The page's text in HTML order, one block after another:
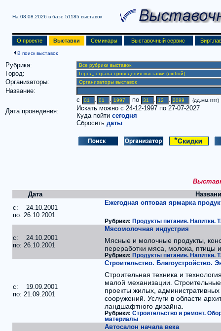
На 08.08.2026 в базе 51185 выставок
О проекте Выставки Семинары Выставочный сервис
В поиск выставок
Рубрика:
Город:
Организаторы:
Название:
Дата проведения:
c . . по . . (дд.мм.гггг)
Искать можно с 24-12-1997 по 27-07-2027
Куда пойти сегодня
Сбросить даты
Дата
c: 24.10.2001
по: 26.10.2001
Ежегодная оптовая ярмарка
Рубрики: Продукты питания. Напитки.
c: 24.10.2001
по: 26.10.2001
Мясомолочная индустрия
Мясные и молочные продукты,
переработки мяса, молока, птицы
Рубрики: Продукты питания. Напитки.
c: 19.09.2001
по: 21.09.2001
Строительство. Благоустройство.
Строительная техника и
малой механизации.
проекты жилых,
сооружений. Услуги в области
ландшафтного дизайна.
Рубрики: Строительство и ремонт.
материалы
Автосалон начала века